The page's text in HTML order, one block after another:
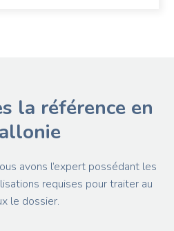
la référence en
avons l’expert possédant les
requises pour traiter au
le dossier.